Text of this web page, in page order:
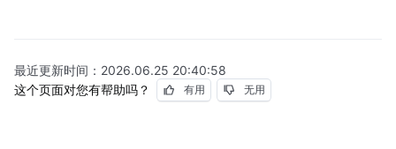
最近更新时间： 2026.06.25 20:40:58
这个页面对您有帮助吗？
有用 无用